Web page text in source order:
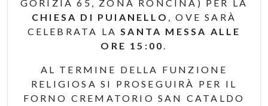
GORIZIA 65, ZONA RONCINA) PER LA
CHIESA DI PUIANELLO , OVE SARÀ
CELEBRATA LASANTA MESSA ALLE
ORE 15:00.
AL TERMINE DELLA FUNZIONE
RELIGIOSA SI PROSEGUIRÀ PER IL
FORNO CREMATORIO SAN CATALDO